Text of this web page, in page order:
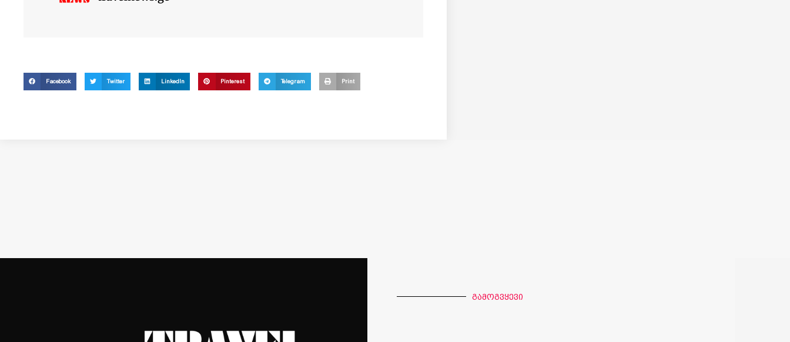
Facebook Twitter LinkedIn Pinterest Telegram Print
გამოგვყევი